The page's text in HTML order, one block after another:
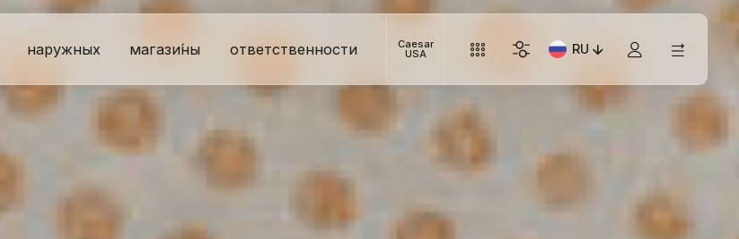
наружных магази́ны ответственности Caesar
USA RU
Текущий язык: Italiano